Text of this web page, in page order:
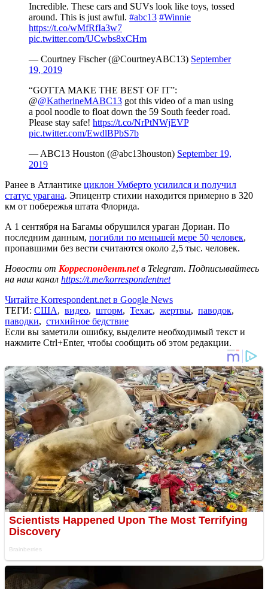
Incredible. These cars and SUVs look like toys, tossed
around. This is just awful. #abc13 #Winnie
https://t.co/wMfRfIa3w7
pic.twitter.com/UCwbs8xCHm
— Courtney Fischer (@CourtneyABC13) September
19, 2019
“GOTTA MAKE THE BEST OF IT”:
@@KatherineMABC13 got this video of a man using
a pool noodle to float down the 59 South feeder road.
Please stay safe! https://t.co/NrPtNWjEVP
pic.twitter.com/EwdlBPbS7b
— ABC13 Houston (@abc13houston) September 19,
2019
Ранее в Атлантике циклон Умберто усилился и получил
статус урагана. Эпицентр стихии находится примерно в 320
км от побережья штата Флорида.
А 1 сентября на Багамы обрушился ураган Дориан. По
последним данным, погибли по меньшей мере 50 человек,
пропавшими без вести считаются около 2,5 тыс. человек.
Новости от Корреспондент.netв Telegram. Подписывайтесь
на наш канал https://t.me/korrespondentnet
Читайте Korrespondent.net в Google News
ТЕГИ: США, видео, шторм, Техас, жертвы, паводок,
паводки, стихийное бедствие
Если вы заметили ошибку, выделите необходимый текст и
нажмите Ctrl+Enter, чтобы сообщить об этом редакции.